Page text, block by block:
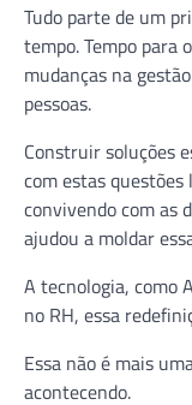
Tudo parte de um
tempo. Tempo para
mudanças na
pessoas.
Construir soluções
com estas questões
convivendo com as
ajudou a moldar
A tecnologia, como
no RH, essa
Essa não é mais
acontecendo.